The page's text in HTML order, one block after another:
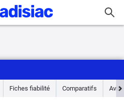
Fiches fiabilité Comparatifs Avis